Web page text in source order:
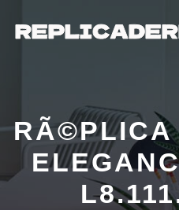
contenido
RÃ©PLICA